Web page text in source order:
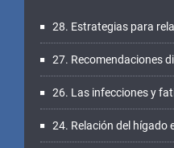
28. Estrategias para
27. Recomendaciones
26. Las infecciones y
24. Relación del hígado